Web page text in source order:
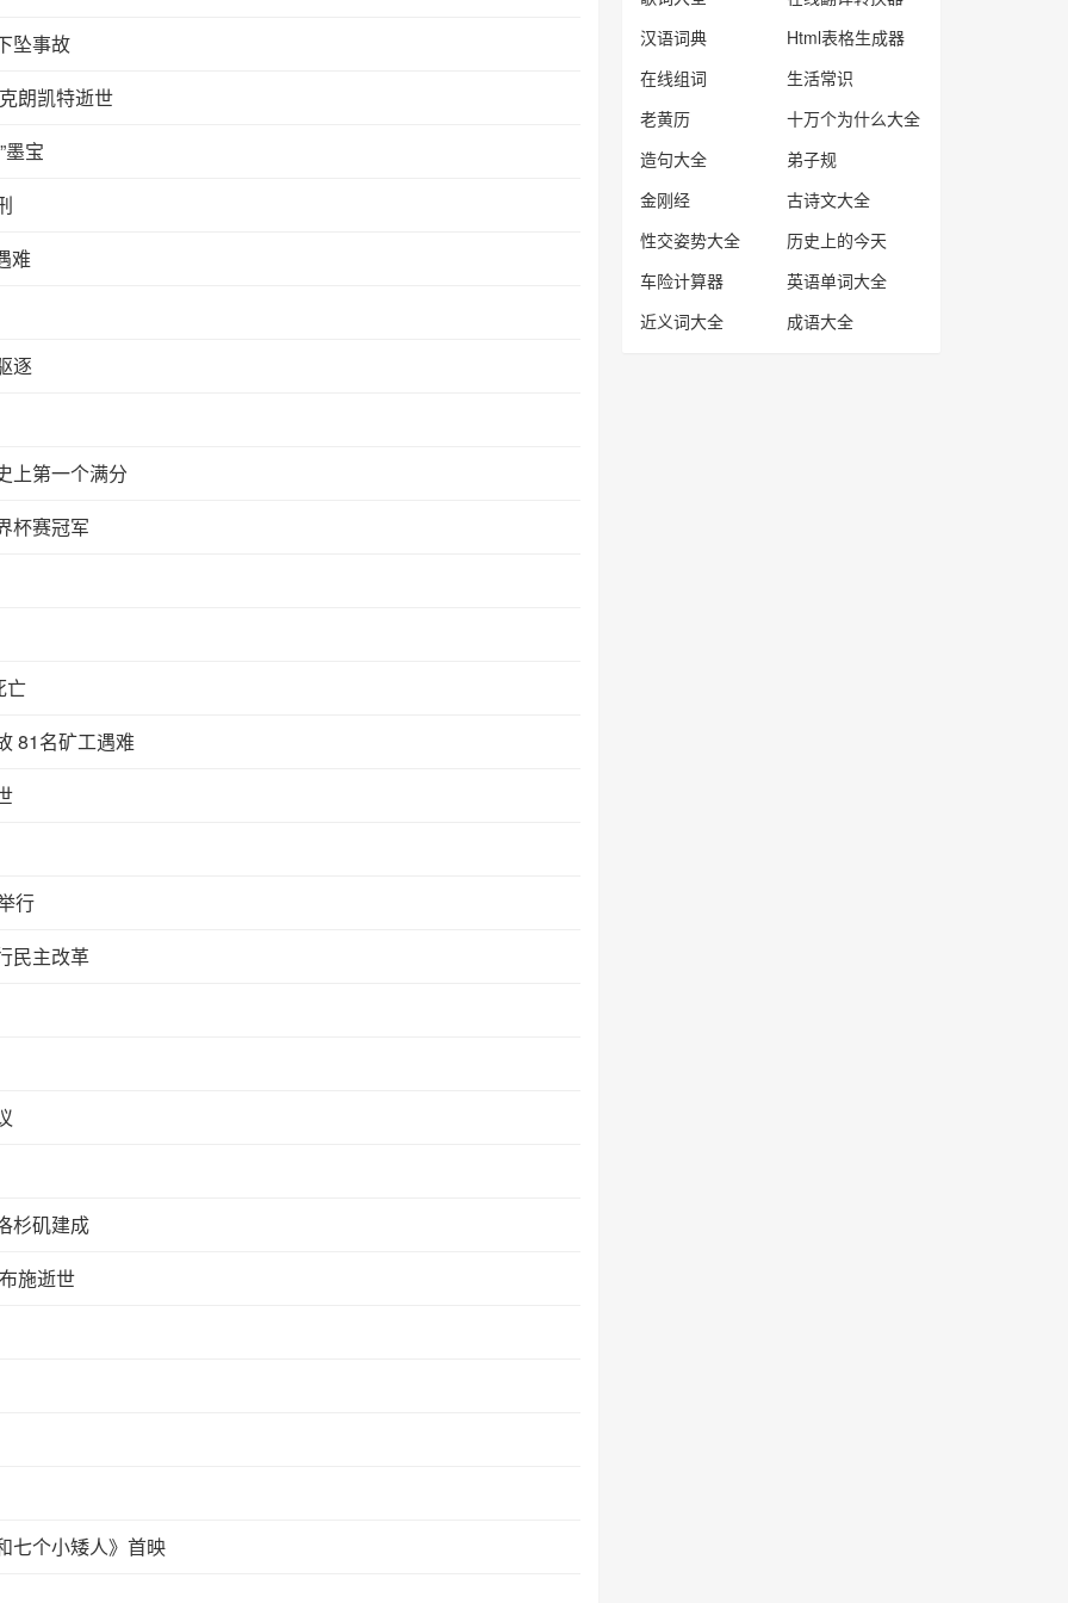
坠事故
朗凯特逝世
墨宝
难
逐
上第一个满分
杯赛冠军
亡
81名矿工遇难
行
民主改革
杉矶建成
施逝世
七个小矮人》首映
汉语词典
Html表格生成器
在线组词
生活常识
老黄历
十万个为什么大全
造句大全
弟子规
金刚经
古诗文大全
性交姿势大全
历史上的今天
车险计算器
英语单词大全
近义词大全
成语大全